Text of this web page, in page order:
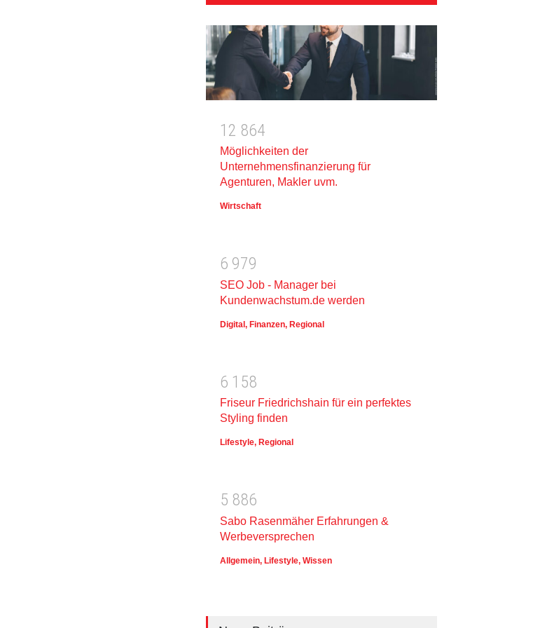
1 2 864
Möglichkeiten der
Unternehmensfinanzierung für
Agenturen, Makler uvm.
Wirtschaft
6 979
SEO Job - Manager bei
Kundenwachstum.de werden
Digital , Finanzen, Regional
6 1 58
Friseur Friedrichshain für ein perfektes
Styling finden
Lifestyle, Regional
5 886
Sabo Rasenmäher Erfahrungen &
Werbeversprechen
Allgemein, Lifestyle, Wissen